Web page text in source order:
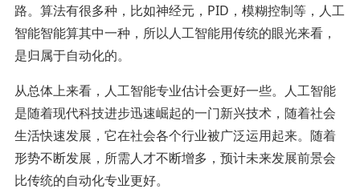
路。算法有很多种，比如神经元，PID，模糊控制等，人工
智能智能算其中一种，所以人工智能用传统的眼光来看，
是归属于自动化的。
从总体上来看，人工智能专业估计会更好一些。人工智能
是随着现代科技进步迅速崛起的一门新兴技术，随着社会
生活快速发展，它在社会各个行业被广泛运用起来。随着
形势不断发展，所需人才不断增多，预计未来发展前景会
比传统的自动化专业更好。